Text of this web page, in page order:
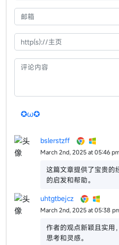
✪ω✪
bslerstzff
March 2nd, 2025 at 05:46
这篇文章提供了宝贵的
的启发和帮助。
uhtgtbejcz
March 2nd, 2025 at 05:38
作者的观点新颖且实用
思考和灵感。